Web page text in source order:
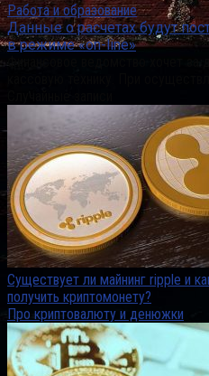
Работа и образование
Данные о расчетах будут
в режиме «on-line»
Финансовое ведомство хочет за
кассовую технику. При
Существует ли майнинг ripple и
получить криптомонету?
Про криптовалюту и денюжки